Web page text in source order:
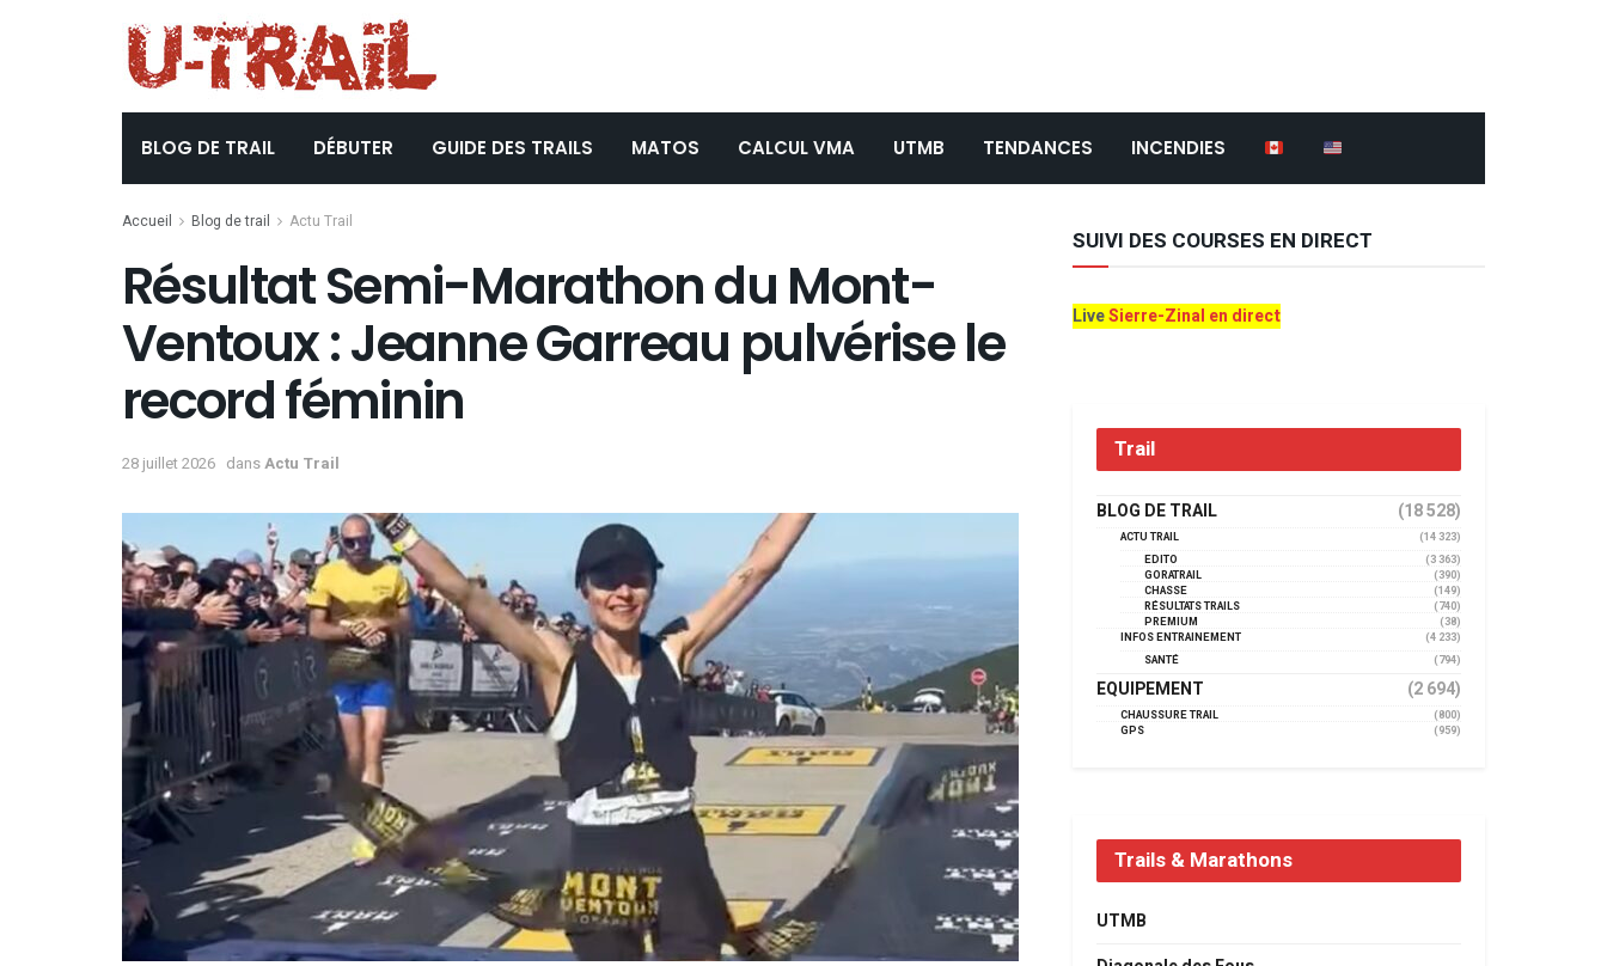
BLOG DE TRAIL DÉBUTER GUIDE DES TRAILS MATOS CALCUL VMA UTMB TENDANCES INCENDIES
Accueil Blog de trail Actu Trail
Résultat Semi-Marathon du Mont-
Ventoux : Jeanne Garreau pulvérise le
record féminin
28 juillet 2026 dansActu Trail
SUIVI DES COURSES EN DIRECT
LiveSierre-Zinal en direct
Trail
BLOG DE TRAIL (18 528)
ACTU TRAIL
(14 323)
EDITO
(3 363)
GORATRAIL
(390)
CHASSE
(149)
RÉSULTATS TRAILS
(740)
PREMIUM
(38)
INFOS ENTRAINEMENT
(4 233)
SANTÉ
(794)
EQUIPEMENT (2 694)
CHAUSSURE TRAIL
(800)
GPS
(959)
Trails & Marathons
UTMB